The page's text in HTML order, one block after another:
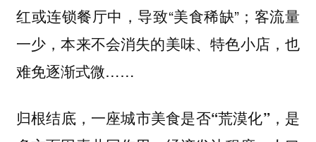
红或连锁餐厅中 ，导致“美食稀缺”；客流量
一少，本来不会消失的美味、特色小店，也
难免逐渐式微……
归根结底， 一座城市美食是否“荒漠化”，是